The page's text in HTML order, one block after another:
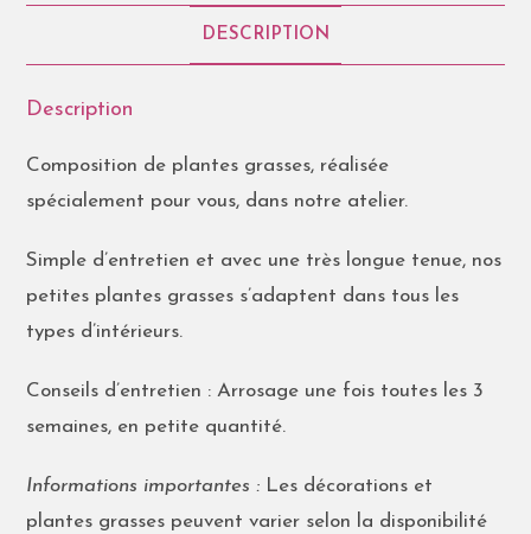
DESCRIPTION
Description
Composition de plantes grasses, réalisée
spécialement pour vous, dans notre atelier.
Simple d’entretien et avec une très longue tenue, nos
petites plantes grasses s’adaptent dans tous les
types d’intérieurs.
Conseils d’entretien : Arrosage une fois toutes les 3
semaines, en petite quantité.
Informations importantes : Les décorations et
plantes grasses peuvent varier selon la disponibilité